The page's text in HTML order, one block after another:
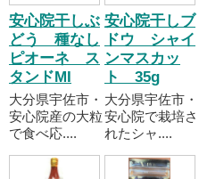
安心院干しぶ
どう 種なし
ピオーネ ス
タンドMI
大分県宇佐市・
安心院産の大粒
で食べ応....
安心院干しブ
ドウ シャイ
ンマスカッ
ト 35g
大分県宇佐市・
安心院で栽培さ
れたシャ....